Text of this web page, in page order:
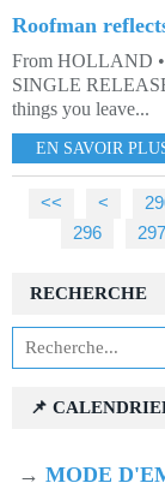
Roofman
From HOLLAND
SINGLE
things you leave...
EN SAVOIR
<< <
296
297
RECHERCHE
📌
→ MODE